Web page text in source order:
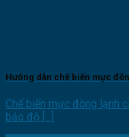
Hướng dẫn chế biến mực
Chế biến mực đông lạnh
bảo độ [...]